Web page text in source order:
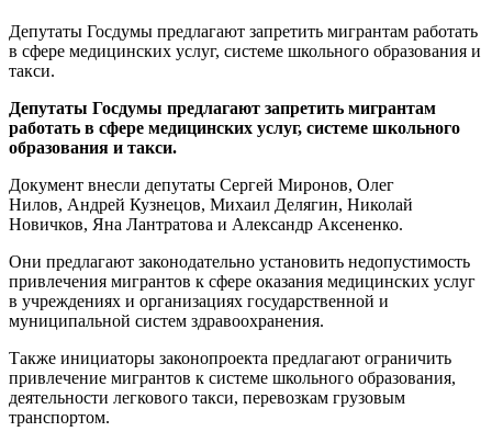
Депутаты Госдумы предлагают запретить мигрантам работать
в сфере медицинских услуг, системе школьного образования и
такси.
Депутаты Госдумы предлагают запретить мигрантам
работать в сфере медицинских услуг, системе школьного
образования и такси.
Документ внесли депутаты Сергей Миронов, Олег
Нилов, Андрей Кузнецов, Михаил Делягин, Николай
Новичков, Яна Лантратова и Александр Аксененко.
Они предлагают законодательно установить недопустимость
привлечения мигрантов к сфере оказания медицинских услуг
в учреждениях и организациях государственной и
муниципальной систем здравоохранения.
Также инициаторы законопроекта предлагают ограничить
привлечение мигрантов к системе школьного образования,
деятельности легкового такси, перевозкам грузовым
транспортом.